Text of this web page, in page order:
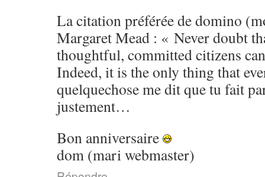
La citation préférée de domino
Margaret Mead : « Never doubt
thoughtful, committed citizens
Indeed, it is the only thing that
quelquechose me dit que tu fait
justement…
Bon anniversaire
dom (mari webmaster)